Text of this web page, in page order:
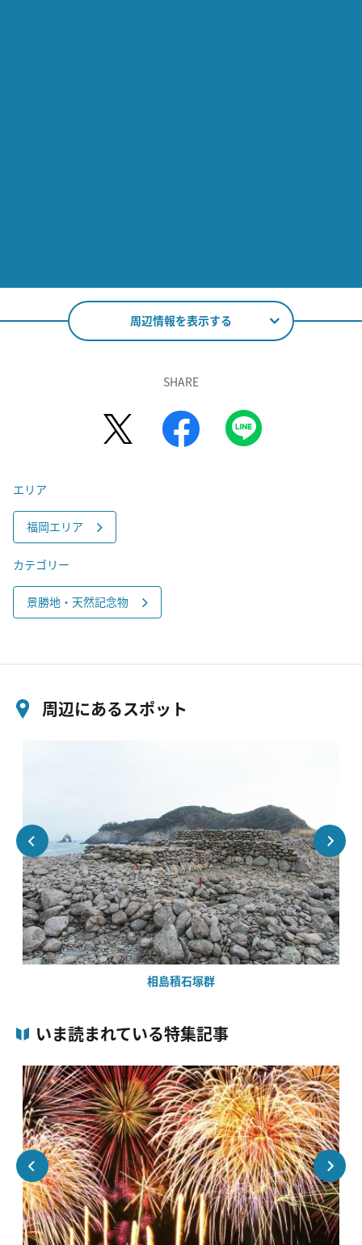
周辺情報を表示する
SHARE
エリア
福岡エリア
カテゴリー
景勝地・天然記念物
周辺にあるスポット
相島積石塚群
いま読まれている特集記事